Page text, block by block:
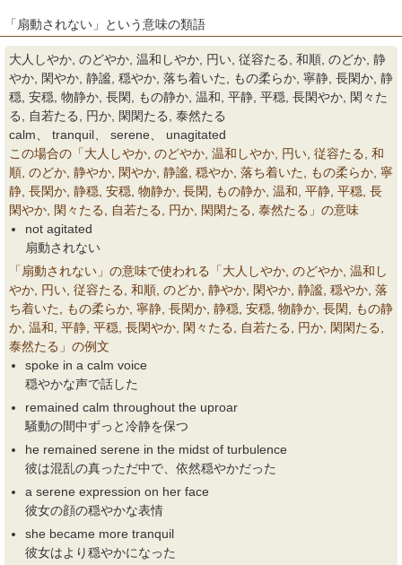
「扇動されない」という意味の類語
大人しやか, のどやか, 温和しやか, 円い, 従容たる, 和順, のどか, 静
やか, 閑やか, 静謐, 穏やか, 落ち着いた, もの柔らか, 寧静, 長閑か, 静
穏, 安穏, 物静か, 長閑, もの静か, 温和, 平静, 平穏, 長閑やか, 閑々た
る, 自若たる, 円か, 閑閑たる, 泰然たる
calm、 tranquil、 serene、 unagitated
この場合の「大人しやか, のどやか, 温和しやか, 円い, 従容たる, 和
順, のどか, 静やか, 閑やか, 静謐, 穏やか, 落ち着いた, もの柔らか, 寧
静, 長閑か, 静穏, 安穏, 物静か, 長閑, もの静か, 温和, 平静, 平穏, 長
閑やか, 閑々たる, 自若たる, 円か, 閑閑たる, 泰然たる」の意味
not agitated
扇動されない
「扇動されない」の意味で使われる「大人しやか, のどやか, 温和し
やか, 円い, 従容たる, 和順, のどか, 静やか, 閑やか, 静謐, 穏やか, 落
ち着いた, もの柔らか, 寧静, 長閑か, 静穏, 安穏, 物静か, 長閑, もの静
か, 温和, 平静, 平穏, 長閑やか, 閑々たる, 自若たる, 円か, 閑閑たる,
泰然たる」の例文
spoke in a calm voice
穏やかな声で話した
remained calm throughout the uproar
騒動の間中ずっと冷静を保つ
he remained serene in the midst of turbulence
彼は混乱の真っただ中で、依然穏やかだった
a serene expression on her face
彼女の顔の穏やかな表情
she became more tranquil
彼女はより穏やかになった